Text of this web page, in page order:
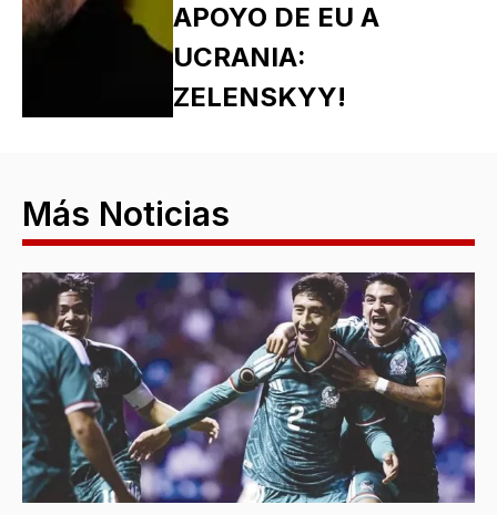
APOYO DE EU A
UCRANIA:
ZELENSKYY!
Más Noticias